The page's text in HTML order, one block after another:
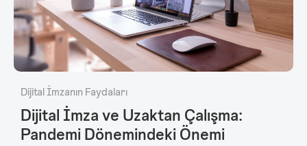
Dijital İmzanın Faydaları
Dijital İmza ve Uzaktan Çalışma:
Pandemi Dönemindeki Önemi